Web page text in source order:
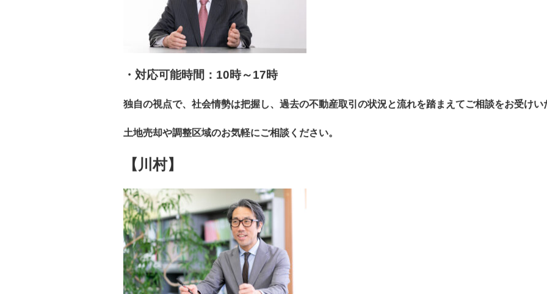
・対応可能時間：10時～17時
独自の視点で、社会情勢は把握し、過去の不動産取引の状況と流れを踏まえてご相談をお受けい
土地売却や調整区域のお気軽にご相談ください。
【川村】